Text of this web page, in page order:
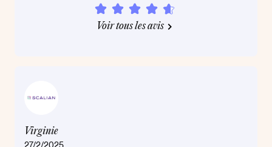
Voir tous les avis
Virginie